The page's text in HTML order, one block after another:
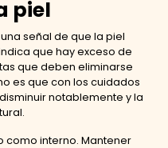
piel
señal de que la piel
que hay exceso de
que deben eliminarse
es que con los cuidados
notablemente y la
como interno. Mantener